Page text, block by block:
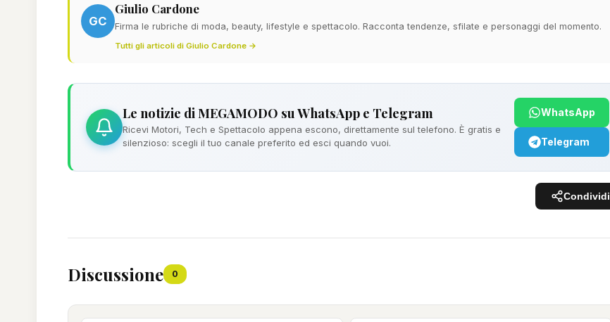
GC
Giulio Cardone
Firma le rubriche di moda, beauty, lifestyle e spettacolo. Racconta tendenze, sfilate e personaggi del momento.
Tutti gli articoli di Giulio Cardone →
Le notizie di MEGAMODO su WhatsApp e Telegram
Ricevi Motori, Tech e Spettacolo appena escono, direttamente sul telefono. È gratis e
silenzioso: scegli il tuo canale preferito ed esci quando vuoi.
WhatsApp
Telegram
Condividi
Discussione 0